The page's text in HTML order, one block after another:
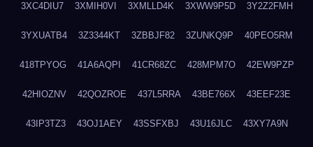
3XC4DIU7 3XMIH0VI 3XMLLD4K 3XWW9P5D 3Y2Z2FMH
3YXUATB4 3Z3344KT 3ZBBJF82 3ZUNKQ9P 40PEO5RM
418TPYOG 41A6AQPI 41CR68ZC 428MPM7O 42EW9PZP
42HIOZNV 42QOZROE 437L5RRA 43BE766X 43EEF23E
43IP3TZ3 43OJ1AEY 43SSFXBJ 43U16JLC 43XY7A9N